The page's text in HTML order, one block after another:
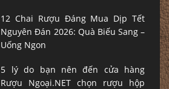
12 Chai Rượu Đáng Mua Dịp Tết
Nguyên Đán 2026: Quà Biếu Sang –
Uống Ngon
5 lý do bạn nên đến cửa hàng
Rượu Ngoại.NET chọn rượu hộp